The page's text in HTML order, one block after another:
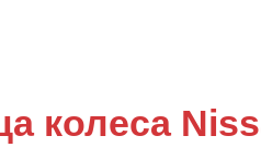
колеса